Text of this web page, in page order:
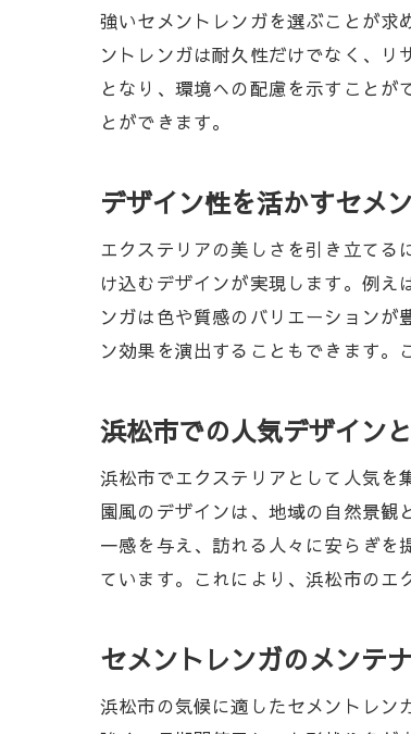
強いセメントレンガを選ぶことが求
ントレンガは耐久性だけでなく、
となり、環境への配慮を示すこと
とができます。
デザイン性を活かすセメ
エクステリアの美しさを引き立てる
け込むデザインが実現します。例
ンガは色や質感のバリエーションが
ン効果を演出することもできます。
浜松市での人気デザイン
浜松市でエクステリアとして人気を
園風のデザインは、地域の自然景
一感を与え、訪れる人々に安らぎを
ています。これにより、浜松市のエ
セメントレンガのメンテ
浜松市の気候に適したセメントレン